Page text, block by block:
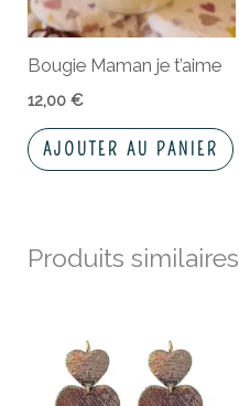
Bougie Maman je t’aime
12,00€
AJOUTER AU PANIER
Produits similaires